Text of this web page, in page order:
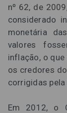
nº 62, de
considerado
monetária
valores
inflação, o
os credores
corrigidas pela
Em 2012, o